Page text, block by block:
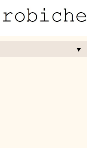
▼